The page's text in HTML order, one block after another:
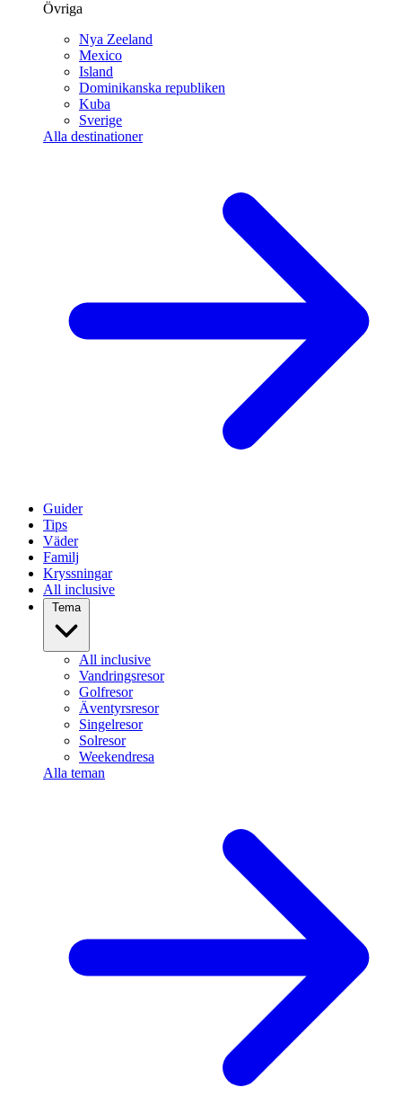
Övriga
Nya Zeeland
Mexico
Island
Dominikanska republiken
Kuba
Sverige
Alla destinationer
Guider
Tips
Väder
Familj
Kryssningar
All inclusive
Tema
All inclusive
Vandringsresor
Golfresor
Äventyrsresor
Singelresor
Solresor
Weekendresa
Alla teman